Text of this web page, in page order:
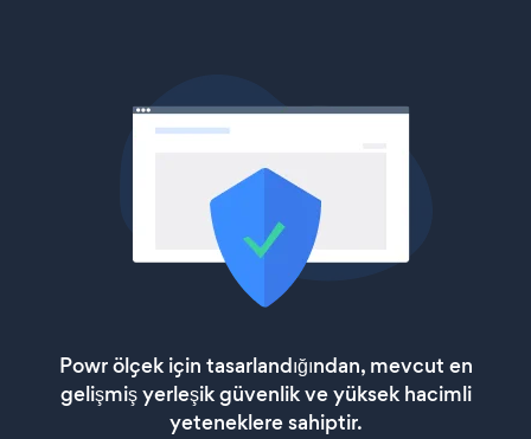
Powr ölçek için tasarlandığından, mevcut en
gelişmiş yerleşik güvenlik ve yüksek hacimli
yeteneklere sahiptir.